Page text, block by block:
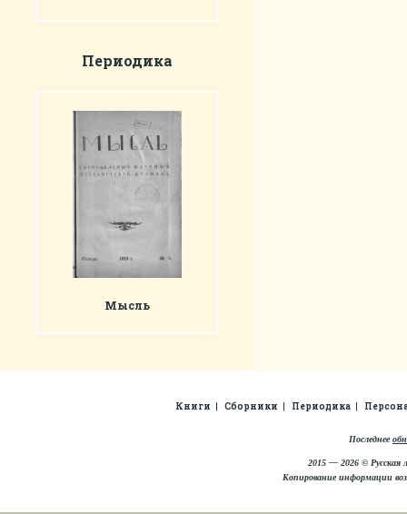
Периодика
Мысль
Книги Сборники Периодика
Последнее
2015 — 2026 © Русская
Копирование информации